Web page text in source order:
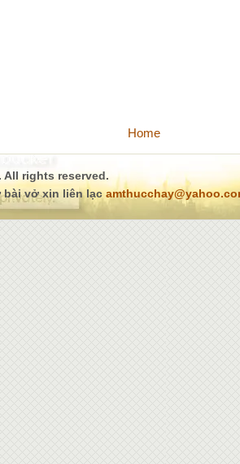
Home
All rights reserved.
bài vở xin liên lạc